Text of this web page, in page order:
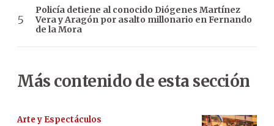
Policía detiene al conocido Diógenes Martínez
Vera y Aragón por asalto millonario en Fernando
de la Mora
Más contenido de esta sección
Arte y Espectáculos